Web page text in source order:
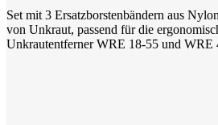
Set mit 3 Ersatzborstenbändern aus
von Unkraut, passend für die
Unkrautentferner WRE 18-55 und WRE